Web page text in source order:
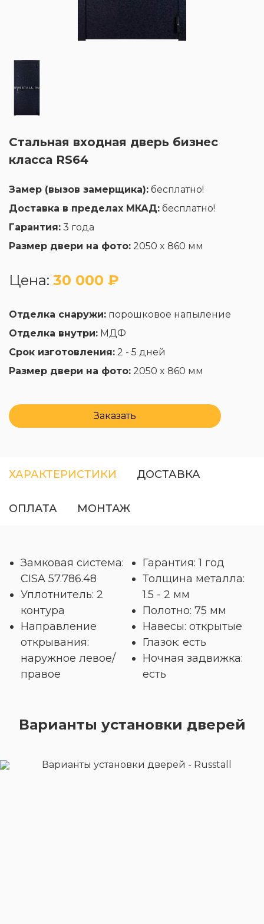
Стальная входная дверь бизнес
класса RS64
Замер (вызов замерщика): бесплатно!
Доставка в пределах МКАД: бесплатно!
Гарантия: 3 года
Размер двери на фото: 2050 x 860 мм
Цена: 30 000 ₽
Отделка снаружи: порошковое напыление
Отделка внутри: МДФ
Срок изготовления: 2 - 5 дней
Размер двери на фото: 2050 x 860 мм
Заказать
ХАРАКТЕРИСТИКИ ДОСТАВКА
ОПЛАТА МОНТАЖ
Замковая система:
CISA 57.786.48
Уплотнитель: 2
контура
Направление
открывания:
наружное левое/
правое
Гарантия: 1 год
Толщина металла:
1.5 - 2 мм
Полотно: 75 мм
Навесы: открытые
Глазок: есть
Ночная задвижка:
есть
Варианты установки дверей